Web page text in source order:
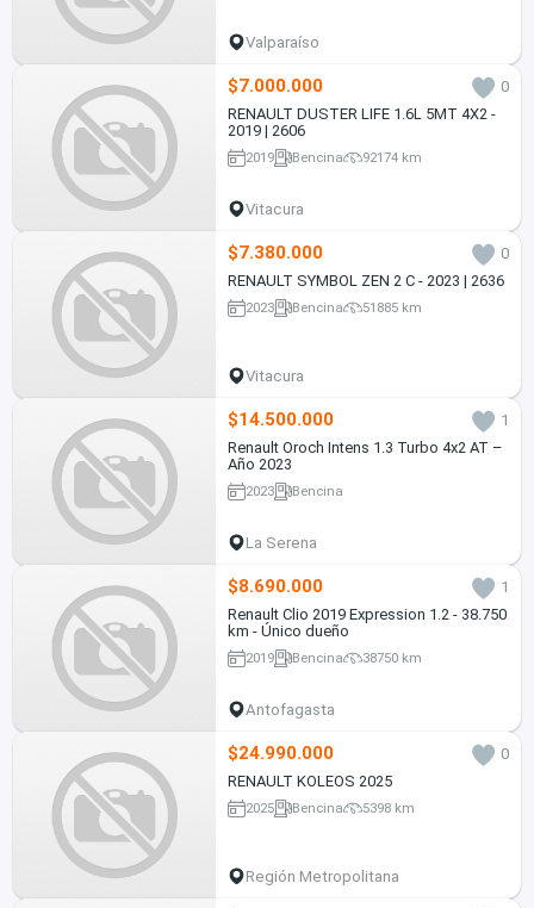
Valparaíso
$7.000.000
0
RENAULT DUSTER LIFE 1.6L 5MT 4X2 -
2019 | 2606
2019 Bencina 92174 km
Vitacura
$7.380.000
0
RENAULT SYMBOL ZEN 2 C - 2023 | 2636
2023 Bencina 51885 km
Vitacura
$14.500.000
1
Renault Oroch Intens 1.3 Turbo 4x2 AT –
Año 2023
2023 Bencina
La Serena
$8.690.000
1
Renault Clio 2019 Expression 1.2 - 38.750
km - Único dueño
2019 Bencina 38750 km
Antofagasta
$24.990.000
0
RENAULT KOLEOS 2025
2025 Bencina 5398 km
Región Metropolitana